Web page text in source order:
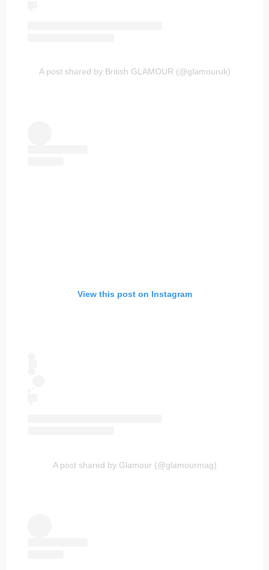
A post shared by British GLAMOUR (@glamouruk)
View this post on Instagram
A post shared by Glamour (@glamourmag)